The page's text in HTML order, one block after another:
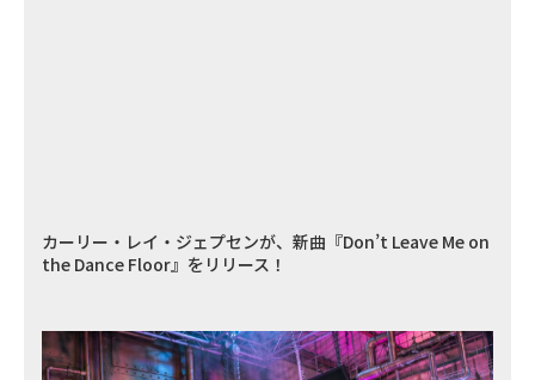
カーリー・レイ・ジェプセンが、新曲『Don’t Leave Me on
the Dance Floor』をリリース！